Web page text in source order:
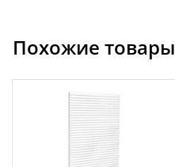
Похожие товары